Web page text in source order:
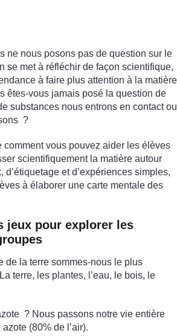
ne nous posons pas de question sur le
se met à réfléchir de façon scientifique,
à faire plus attention à la matière
êtes-vous jamais posé la question de
substances nous entrons en contact ou
?
comment vous pouvez aider les élèves
scientifiquement la matière autour
d’étiquetage et d’expériences simples,
à élaborer une carte mentale des
jeux pour explorer les
de la terre sommes-nous le plus
terre, les plantes, l’eau, le bois, le
? Nous passons notre vie entière
(80% de l’air).